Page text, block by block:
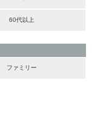
60代以上
ファミリー